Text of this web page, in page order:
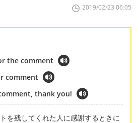
2019/02/23 06:05
the comment
comment
thank you!
を残してくれた人に感謝するときに